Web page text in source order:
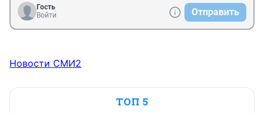
Гость
Войти
Отправить
Новости СМИ2
ТОП 5